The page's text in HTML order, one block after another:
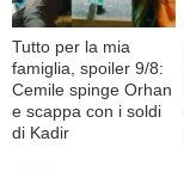
Tutto per la mia
famiglia, spoiler 9/8:
Cemile spinge Orhan
e scappa con i soldi
di Kadir